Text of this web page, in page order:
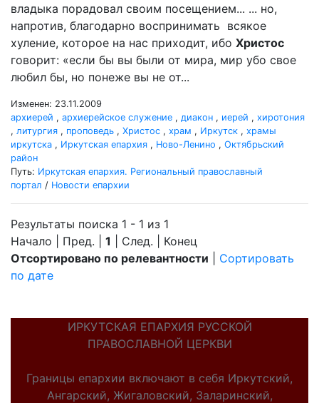
владыка порадовал своим посещением... ... но,
напротив, благодарно воспринимать всякое
хуление, которое на нас приходит, ибо Христос
говорит: «если бы вы были от мира, мир убо свое
любил бы, но понеже вы не от...
Изменен: 23.11.2009
архиерей , архиерейское служение , диакон , иерей , хиротония
, литургия , проповедь , Христос , храм , Иркутск , храмы
иркутска , Иркутская епархия , Ново-Ленино , Октябрьский
район
Путь: Иркутская епархия. Региональный православный
портал / Новости епархии
Результаты поиска 1 - 1 из 1
Начало | Пред. | 1 | След. | Конец
Отсортировано по релевантности
Сортировать
по дате
ИРКУТСКАЯ ЕПАРХИЯ РУССКОЙ
ПРАВОСЛАВНОЙ ЦЕРКВИ
Границы епархии включают в себя Иркутский,
Ангарский, Жигаловский, Заларинский,